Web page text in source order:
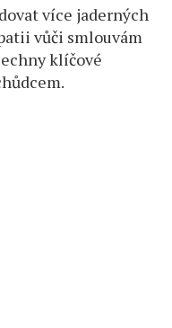
více jaderných
vůči smlouvám
klíčové